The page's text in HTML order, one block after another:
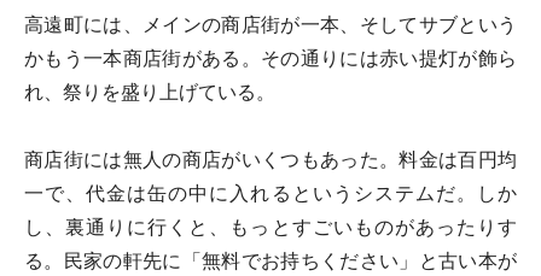
高遠町には、メインの商店街が一本、そしてサブという
かもう一本商店街がある。その通りには赤い提灯が飾ら
れ、祭りを盛り上げている。
商店街には無人の商店がいくつもあった。料金は百円均
一で、代金は缶の中に入れるというシステムだ。しか
し、裏通りに行くと、もっとすごいものがあったりす
る。民家の軒先に「無料でお持ちください」と古い本が